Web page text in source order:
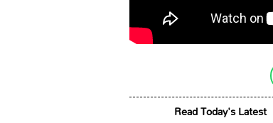
Read Today's Latest